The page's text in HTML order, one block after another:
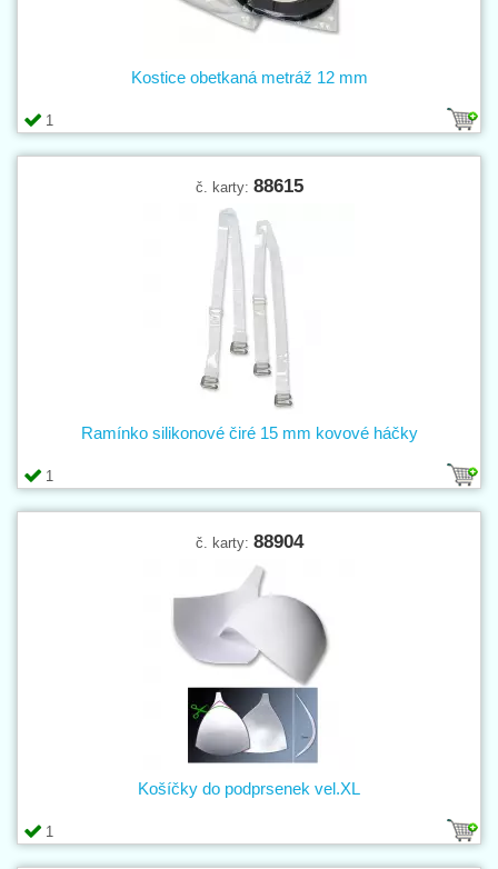
1
Kostice obetkaná metráž 12 mm
č. karty: 88615
1
Ramínko silikonové čiré 15 mm kovové háčky
č. karty: 88904
1
Košíčky do podprsenek vel.XL